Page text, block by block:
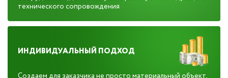
технического сопровождения
ИНДИВИДУАЛЬНЫЙ ПОДХОД
Создаем для заказчика не просто материальный объект,